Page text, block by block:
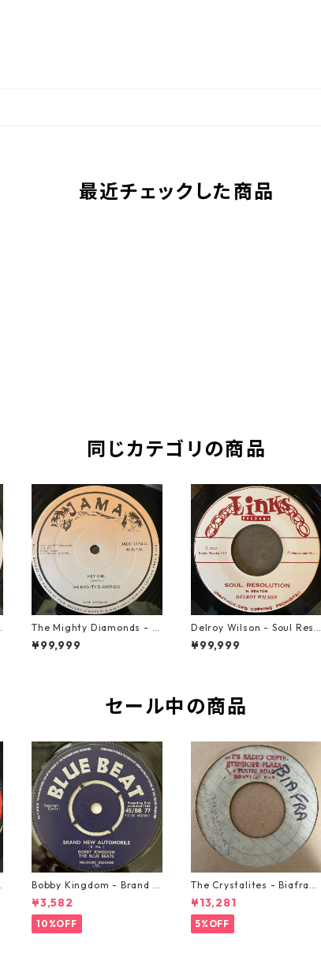
最近チェックした商品
同じカテゴリの商品
The Mighty Diamonds - H
ey Girl【12-50053】
¥99,999
Delroy Wilson - Soul Reso
lution【7-21935】
¥99,999
セール中の商品
Bobby Kingdom - Brand N
ew Automobile【7-2088
9】
¥3,582
10%OFF
The Crystalites - Biafra
【7-21293】
¥13,281
5%OFF